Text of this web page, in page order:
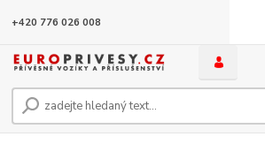
+420 776 026 008